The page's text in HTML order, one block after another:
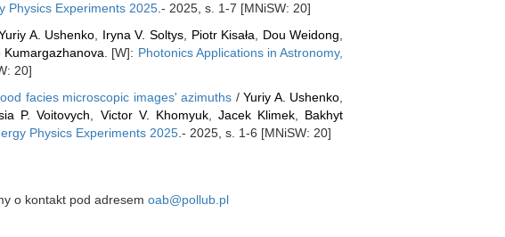
Physics Experiments 2025 .- 2025, s. 1-7 [MNiSW: 20]
A. Ushenko Iryna V. Soltys, Piotr Kisała Dou Weidong
Kumargazhanova . [W]: Photonics Applications in Astronomy,
20]
facies microscopic images' azimuths / Yuriy A. Ushenko
P. Voitovych Victor V. Khomyuk, Jacek Klimek, Bakhyt
Physics Experiments 2025 .- 2025, s. 1-6 [MNiSW: 20]
o kontakt pod adresem oab@pollub.pl